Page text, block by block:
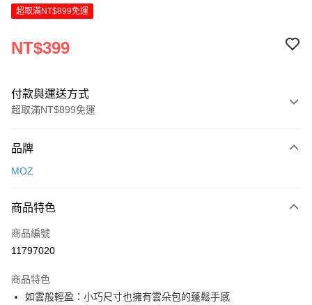
超取滿NT$899免運
NT$399
付款與運送方式
超取滿NT$899免運
信用卡一次付款
Apple Pay
街口支付
Google Pay
品牌
MOZ
商品特色
商品編號
11797020
商品特色
如雲般輕盈：小巧尺寸也擁有雲朵包的蓬鬆手感